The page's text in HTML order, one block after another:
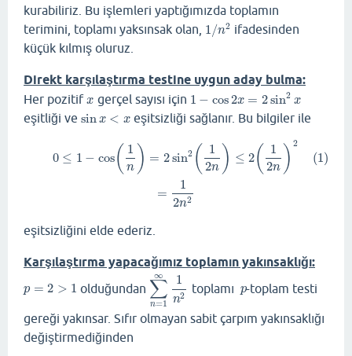
kurabiliriz. Bu işlemleri yaptığımızda toplamın
terimini, toplamı yaksınsak olan, 1 /n2
1/n2 ifadesinden
küçük kılmış oluruz.
Direkt karşılaştırma testine uygun aday bulma:
Her pozitifx
x gerçel sayısı için 1 − cos 2x = 2sin2 x
1 −cos2x=2sin2x
eşitliği ve sin x < x
sinx< x eşitsizliği sağlanır. Bu bilgiler ile
0 ≤ 1 − cos( 1
n ) = 2sin2 (
1
2n ) ≤ 2(
1
2n ) 2
=
1
2n2
(1)
cos(1n)= 12n ≤ 2(1 2= 12 n2
eşitsizliğini elde ederiz.
Karşılaştırma yapacağımız toplamın yakınsaklığı:
p = 2 > 1
p =2 >1 olduğundan ∑
n=1
∞ 1
n2
∑n =1∞ 1n2
toplamı p
p-toplam testi
gereği yakınsar. Sıfır olmayan sabit çarpım yakınsaklığı
değiştirmediğinden